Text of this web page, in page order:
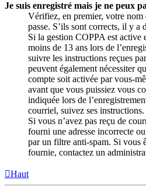
Je suis enregistré mais je ne peux
Vérifiez, en premier, votre nom
passe. S’ils sont corrects, il y a
Si la gestion COPPA est
moins de 13 ans lors de
suivre les instructions reçues
peuvent également nécessiter
compte soit activée par vous-
avant que vous puissiez vous
indiquée lors de
courriel, suivez ses instructions.
Si vous n’avez pas reçu de
fourni une adresse incorrecte
par un filtre anti-spam. Si vous
fournie, contactez un
Haut